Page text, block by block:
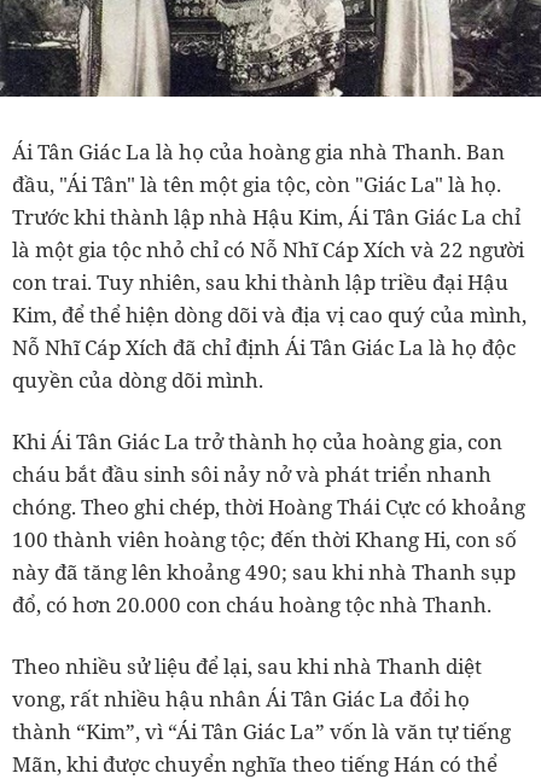
Ái Tân Giác La là họ của hoàng gia nhà Thanh. Ban
đầu, "Ái Tân" là tên một gia tộc, còn "Giác La" là họ.
Trước khi thành lập nhà Hậu Kim, Ái Tân Giác La chỉ
là một gia tộc nhỏ chỉ có Nỗ Nhĩ Cáp Xích và 22 người
con trai. Tuy nhiên, sau khi thành lập triều đại Hậu
Kim, để thể hiện dòng dõi và địa vị cao quý của mình,
Nỗ Nhĩ Cáp Xích đã chỉ định Ái Tân Giác La là họ độc
quyền của dòng dõi mình.
Khi Ái Tân Giác La trở thành họ của hoàng gia, con
cháu bắt đầu sinh sôi nảy nở và phát triển nhanh
chóng. Theo ghi chép, thời Hoàng Thái Cực có khoảng
100 thành viên hoàng tộc; đến thời Khang Hi, con số
này đã tăng lên khoảng 490; sau khi nhà Thanh sụp
đổ, có hơn 20.000 con cháu hoàng tộc nhà Thanh.
Theo nhiều sử liệu để lại, sau khi nhà Thanh diệt
vong, rất nhiều hậu nhân Ái Tân Giác La đổi họ
thành “Kim”, vì “Ái Tân Giác La” vốn là văn tự tiếng
Mãn, khi được chuyển nghĩa theo tiếng Hán có thể